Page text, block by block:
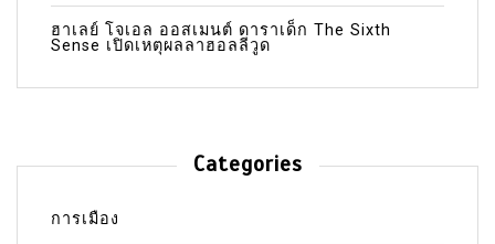
ฮาเลย์ โจเอล ออสเมนต์ ดาราเด็ก The Sixth
Sense เปิดเหตุผลลาฮอลลีวูด
Categories
การเมือง